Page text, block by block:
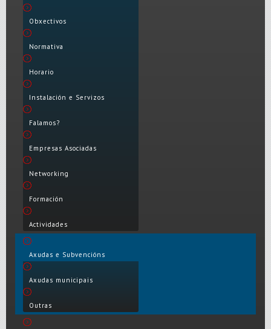
Obxectivos
Normativa
Horario
Instalación e Servizos
Falamos?
Empresas Asociadas
Networking
Formación
Actividades
Axudas e Subvencións
Axudas municipais
Outras